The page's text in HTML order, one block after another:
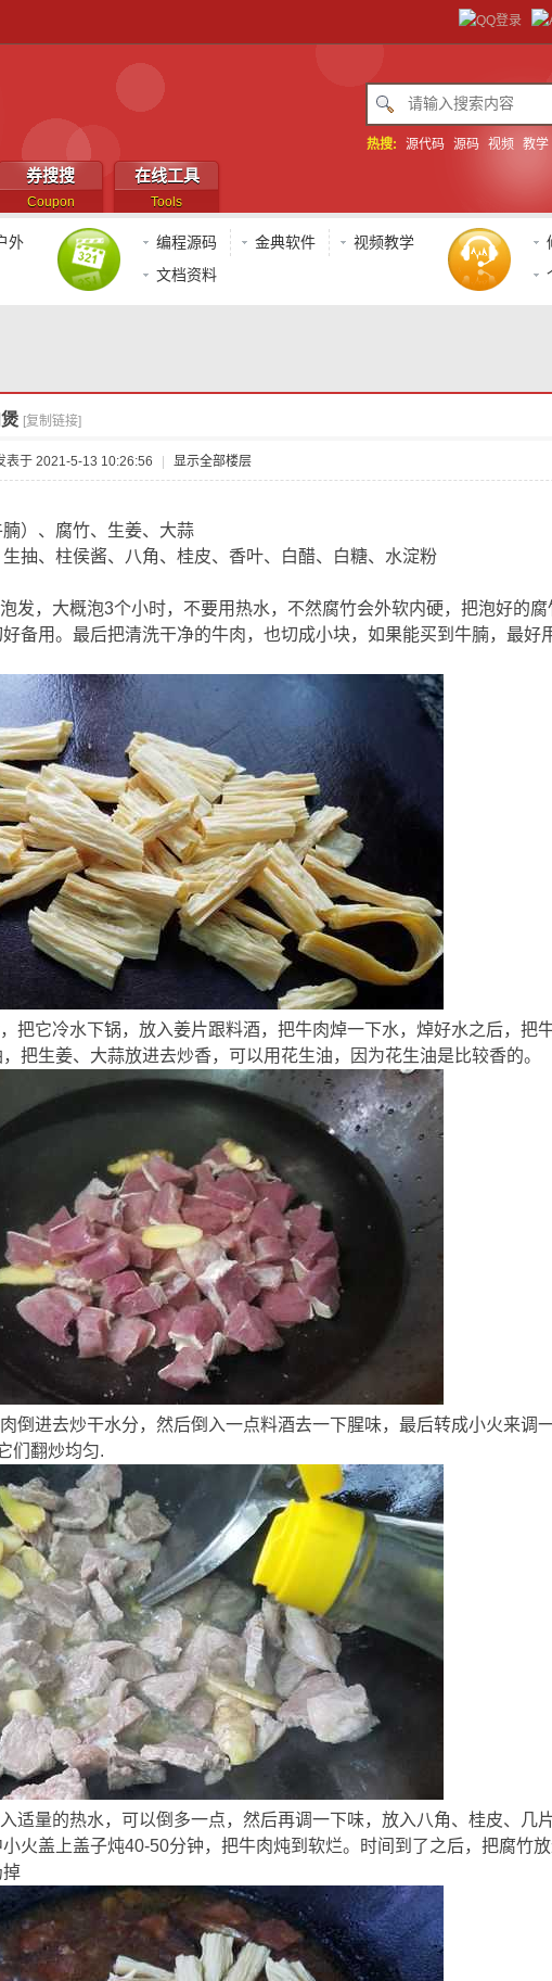
热搜: 源代码 源码 视频 教学
券搜搜
Coupon
在线工具
Tools
外
编程源码 金典软件
视频教学
文档资料
[复制链接]
表于 2021-5-13 10:26:56 显示全部楼层
）、腐竹、生姜、大蒜
抽、柱侯酱、八角、桂皮、香叶、白醋、白糖、水淀粉
发，大概泡3个小时，不要用热水，不然腐竹会外软内硬，把泡好的
备用。最后把清洗干净的牛肉，也切成小块，如果能买到牛腩，最好
把它冷水下锅，放入姜片跟料酒，把牛肉焯一下水，焯好水之后，把
把生姜、大蒜放进去炒香，可以用花生油，因为花生油是比较香的。
倒进去炒干水分，然后倒入一点料酒去一下腥味，最后转成小火来调
们翻炒均匀.
适量的热水，可以倒多一点，然后再调一下味，放入八角、桂皮、几
火盖上盖子炖40-50分钟，把牛肉炖到软烂。时间到了之后，把腐竹
掉